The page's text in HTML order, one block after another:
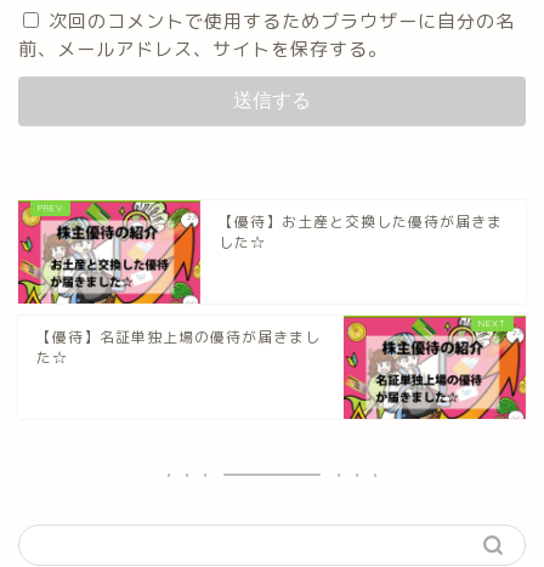
次回のコメントで使用するためブラウザーに自分の名
前、メールアドレス、サイトを保存する。
【優待】お土産と交換した優待が届きま
した☆
【優待】名証単独上場の優待が届きまし
た☆